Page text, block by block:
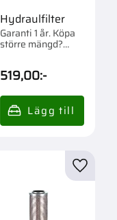
Hydraulfilter
Garanti 1 år. Köpa
större mängd?
519,00:-
favoriter Lägg